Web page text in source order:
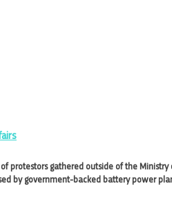
of protestors gathered outside of the Ministry
by government-backed battery power